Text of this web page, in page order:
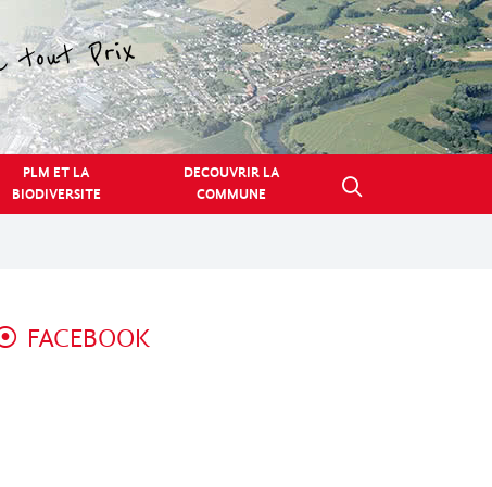
PLM ET LA
BIODIVERSITE
DECOUVRIR LA
COMMUNE
FACEBOOK